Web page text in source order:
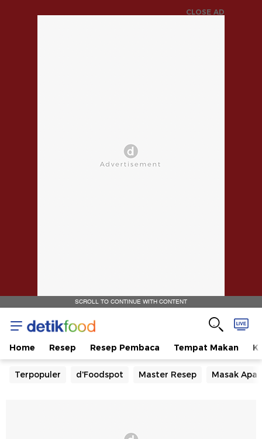
CLOSE AD
SCROLL TO CONTINUE WITH CONTENT
Home Resep Resep Pembaca Tempat Makan
Terpopuler d'Foodspot Master Resep Masak Apa